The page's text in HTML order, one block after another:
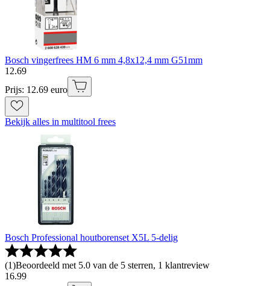
Bosch vingerfrees HM 6 mm 4,8x12,4 mm G51mm
12.69
Prijs: 12.69 euro
Bekijk alles in multitool frees
Bosch Professional houtborenset X5L 5-delig
(1)Beoordeeld met 5.0 van de 5 sterren, 1 klantreview
16.99